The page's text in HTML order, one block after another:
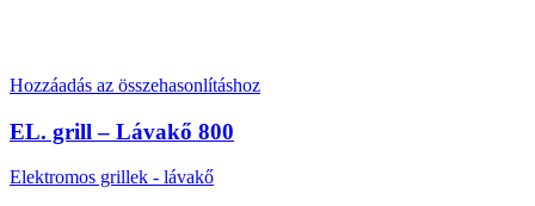
Hozzáadás az összehasonlításhoz
EL. grill – Lávakő 800
Elektromos grillek - lávakő